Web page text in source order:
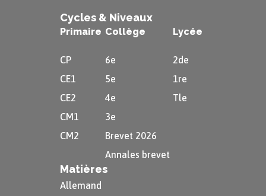
Cycles & Niveaux
Primaire
CP
CE1
CE2
CM1
CM2
Collège
6e
5e
4e
3e
Brevet 2026
Annales brevet
Lycée
2de
1re
Tle
Matières
Allemand